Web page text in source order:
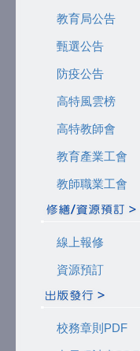
教育局公告
甄選公告
防疫公告
高特風雲榜
高特教師會
教育產業工會
教師職業工會
線上報修
資源預訂
校務章則PDF